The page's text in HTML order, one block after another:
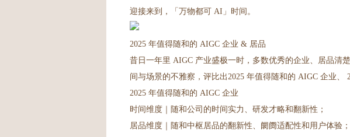
迎接来到，「万物都可 AI」时间。
2025 年值得随和的 AIGC 企业 & 居品
昔日一年里 AIGC 产业盛极一时，多数优秀的企业、居品清
间与场景的不雅察，评比出2025 年值得随和的 AIGC 企业
2025 年值得随和的 AIGC 企业
时间维度｜随和公司的时间实力、研发才略和翻新性；
居品维度｜随和中枢居品的翻新性、阛阓适配性和用户体验；